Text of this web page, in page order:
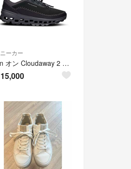
ーカー
On オン Cloudaway 2 クラウドアウェイ 2 スニーカー 24.5
15,000